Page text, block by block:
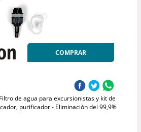
COMPRAR
de agua para excursionistas y kit de
purificador - Eliminación del 99,9%